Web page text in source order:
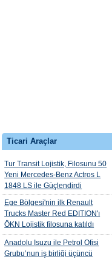
Ticari Araçlar
Tur Transit Lojistik, Filosunu 50
Yeni Mercedes-Benz Actros L
1848 LS ile Güçlendirdi
Ege Bölgesi'nin ilk Renault
Trucks Master Red EDITION'ı
ÖKN Lojistik filosuna katıldı
Anadolu Isuzu ile Petrol Ofisi
Grubu’nun iş birliği üçüncü